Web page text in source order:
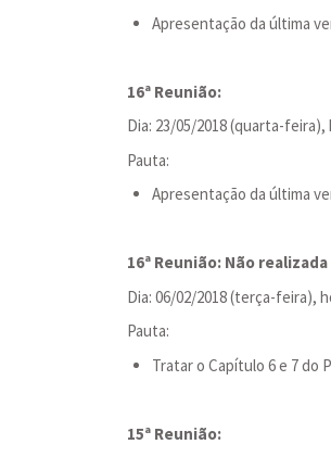
Apresentação da última
16ª Reunião:
Dia: 23/05/2018 (quarta-
Pauta:
Apresentação da última
16ª Reunião: Não
Dia: 06/02/2018 (terça-feira),
Pauta:
Tratar o Capítulo 6 e 7 do
15ª Reunião: